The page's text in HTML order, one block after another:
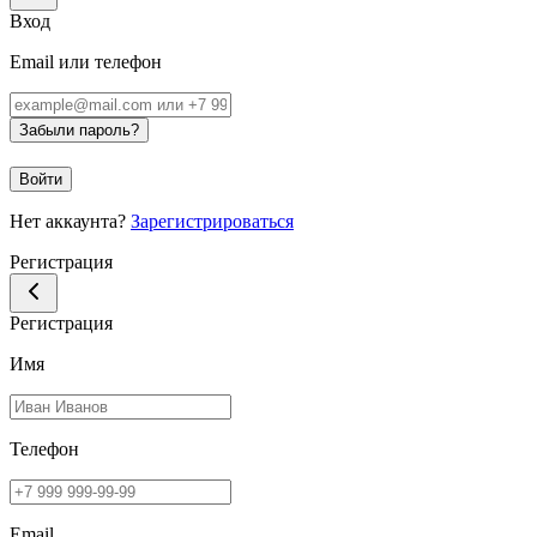
Вход
Email или телефон
Забыли пароль?
Войти
Нет аккаунта? Зарегистрироваться
Регистрация
Регистрация
Имя
Телефон